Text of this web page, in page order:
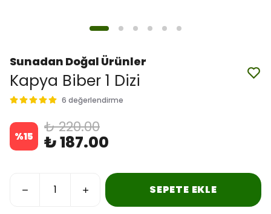
Sunadan Doğal Ürünler
Kapya Biber 1 Dizi
6 değerlendirme
%15 ₺ 220.00
₺ 187.00
SEPETE EKLE